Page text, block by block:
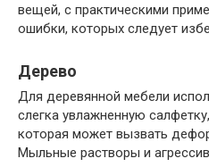
вещей, с практическими
ошибки, которых следует
Дерево
Для деревянной мебели
слегка увлажненную
которая может вызвать
Мыльные растворы и